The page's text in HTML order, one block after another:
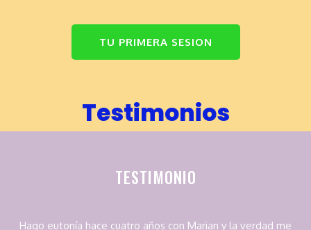
TU PRIMERA SESION
Testimonios
TESTIMONI0
Hago eutonía hace cuatro años con Marian y la verdad me